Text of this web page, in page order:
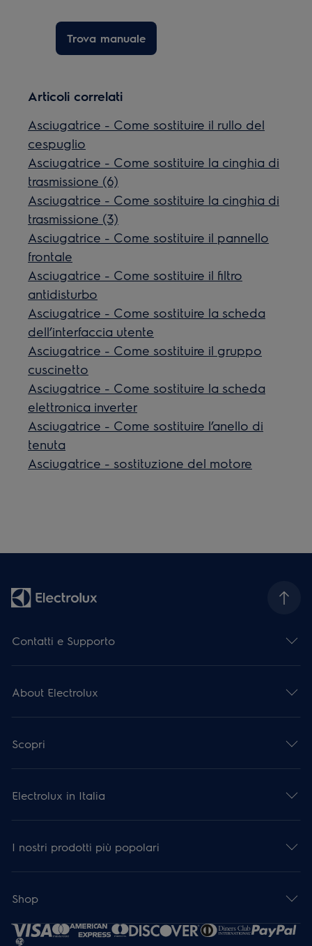
Trova manuale
Articoli correlati
Asciugatrice - Come sostituire il rullo del
cespuglio
Asciugatrice - Come sostituire la cinghia di
trasmissione (6)
Asciugatrice - Come sostituire la cinghia di
trasmissione (3)
Asciugatrice - Come sostituire il pannello
frontale
Asciugatrice - Come sostituire il filtro
antidisturbo
Asciugatrice - Come sostituire la scheda
dell’interfaccia utente
Asciugatrice - Come sostituire il gruppo
cuscinetto
Asciugatrice - Come sostituire la scheda
elettronica inverter
Asciugatrice - Come sostituire l’anello di
tenuta
Asciugatrice - sostituzione del motore
Contatti e Supporto
About Electrolux
Scopri
Electrolux in Italia
I nostri prodotti più popolari
Shop